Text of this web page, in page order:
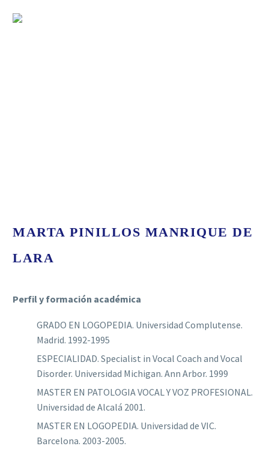
MARTA PINILLOS MANRIQUE DE
LARA
Perfil y formación académica
GRADO EN LOGOPEDIA. Universidad Complutense.
Madrid. 1992-1995
ESPECIALIDAD. Specialist in Vocal Coach and Vocal
Disorder. Universidad Michigan. Ann Arbor. 1999
MASTER EN PATOLOGIA VOCAL Y VOZ PROFESIONAL.
Universidad de Alcalá 2001.
MASTER EN LOGOPEDIA. Universidad de VIC.
Barcelona. 2003-2005.